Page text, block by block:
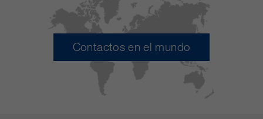
Contactos en el mundo